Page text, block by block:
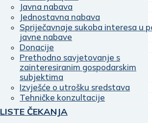
Javna nabava
Jednostavna nabava
Spriječavnaje sukoba interesa u
javne nabave
Donacije
Prethodno savjetovanje s
zainteresiranim gospodarskim
subjektima
Izvješće o utrošku sredstava
Tehničke konzultacije
LISTE ČEKANJA